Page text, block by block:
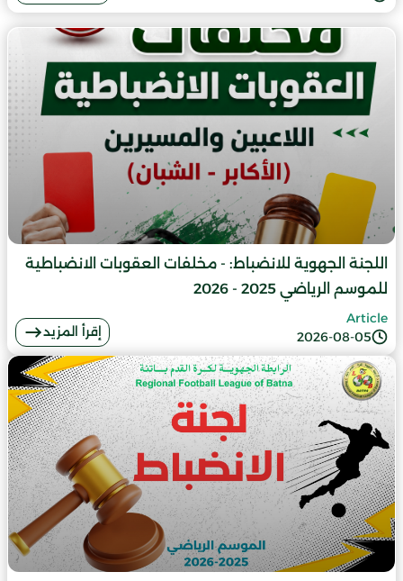
اللجنة الجهوية للانضباط: - مخلفات العقوبات الانضباطية
للموسم الرياضي 2025 - 2026
2026-08-05
Article
إقرأ المزيد